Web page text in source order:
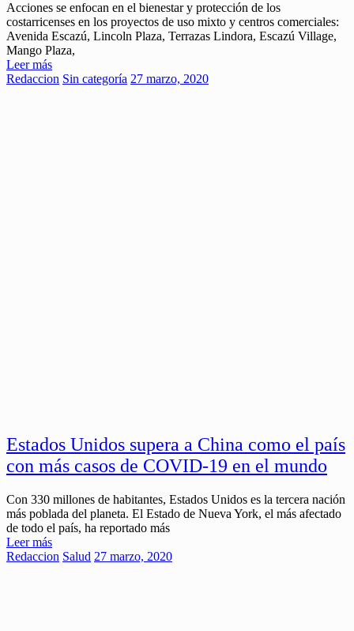
Acciones se enfocan en el bienestar y protección de los
costarricenses en los proyectos de uso mixto y centros comerciales:
Avenida Escazú, Lincoln Plaza, Terrazas Lindora, Escazú Village,
Mango Plaza,
Leer más
Redaccion Sin categoría 27 marzo, 2020
Estados Unidos supera a China como el país
con más casos de COVID-19 en el mundo
Con 330 millones de habitantes, Estados Unidos es la tercera nación
más poblada del planeta. El Estado de Nueva York, el más afectado
de todo el país, ha reportado más
Leer más
Redaccion Salud 27 marzo, 2020